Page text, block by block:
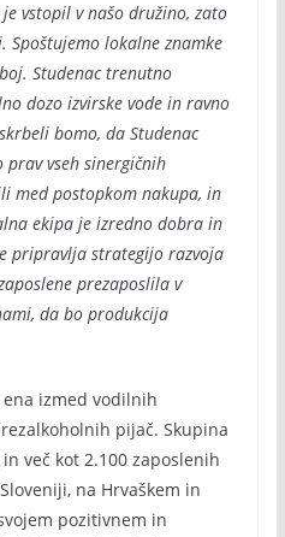
je vstopil v našo družino, zato
lokalne znamke
Studenac trenutno
dozo izvirske vode in ravno
bomo, da Studenac
prav vseh sinergičnih
med postopkom nakupa, in
ekipa je izredno dobra in
pripravlja strategijo razvoja
prezaposlila v
da bo produkcija
ena izmed vodilnih
pijač. Skupina
več kot 2.100 zaposlenih
na Hrvaškem in
pozitivnem in